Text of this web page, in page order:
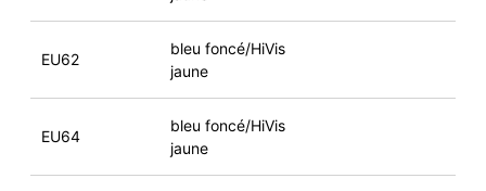
EU62
bleu foncé/HiVis
jaune
EU64
bleu foncé/HiVis
jaune